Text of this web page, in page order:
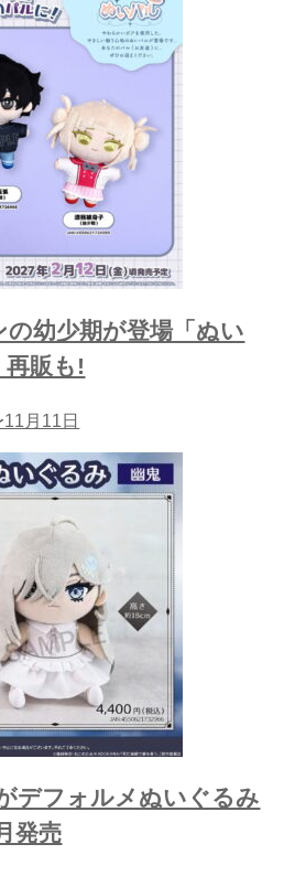
幼少期が登場「ぬい
販も!
月11日
デフォルメぬいぐるみ
発売